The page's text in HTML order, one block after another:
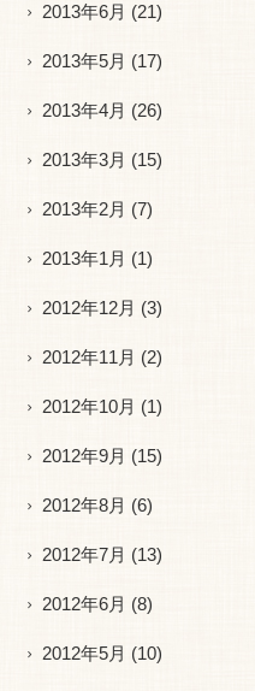
2013年6月 (21)
2013年5月 (17)
2013年4月 (26)
2013年3月 (15)
2013年2月 (7)
2013年1月 (1)
2012年12月 (3)
2012年11月 (2)
2012年10月 (1)
2012年9月 (15)
2012年8月 (6)
2012年7月 (13)
2012年6月 (8)
2012年5月 (10)